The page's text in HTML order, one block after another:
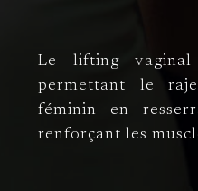
Le lifting vaginal
permettant le
féminin en
renforçant les